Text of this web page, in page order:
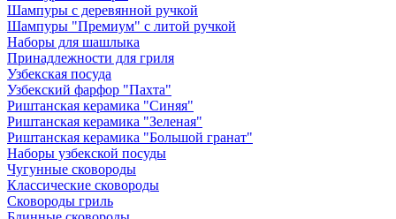
Шампуры с деревянной ручкой
Шампуры "Премиум" с литой ручкой
Наборы для шашлыка
Принадлежности для гриля
Узбекская посуда
Узбекский фарфор "Пахта"
Риштанская керамика "Синяя"
Риштанская керамика "Зеленая"
Риштанская керамика "Большой гранат"
Наборы узбекской посуды
Чугунные сковороды
Классические сковороды
Сковороды гриль